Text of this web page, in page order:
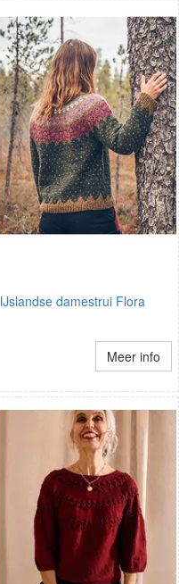
IJslandse damestrui Flora
Meer info